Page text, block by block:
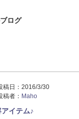
ログ
稿日： 2016/3/30
稿者： Maho
イテム♪